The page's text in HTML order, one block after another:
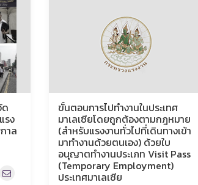
ด
รง
าล
ขั้นตอนการไปทำงานในประเทศ
มาเลเซียโดยถูกต้องตามกฎหมาย
(สำหรับแรงงานทั่วไปที่เดินทางเข้า
มาทำงานด้วยตนเอง) ด้วยใบ
อนุญาตทำงานประเภท Visit Pass
(Temporary Employment)
ประเทศมาเลเซีย